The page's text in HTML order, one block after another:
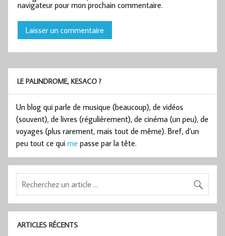
navigateur pour mon prochain commentaire.
LE PALINDROME, KESACO ?
Un blog qui parle de musique (beaucoup), de vidéos
(souvent), de livres (régulièrement), de cinéma (un peu), de
voyages (plus rarement, mais tout de même). Bref, d’un
peu tout ce qui me passe par la tête.
ARTICLES RÉCENTS